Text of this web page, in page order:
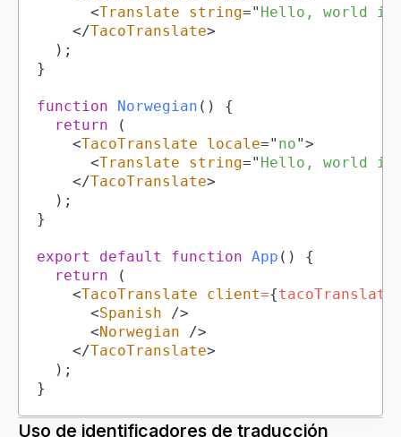
<Translate string=" Hello, world in
</TacoTranslate>
) ;
}
function Norwegian ( )
{
return
(
<TacoTranslate locale=" no">
<Translate string=" Hello, world in
</TacoTranslate>
) ;
}
export default function App ( )
{
return
(
<TacoTranslate client={
<Spanish
/>
<Norwegian
/>
</TacoTranslate>
) ;
}
Uso de identificadores de traducción